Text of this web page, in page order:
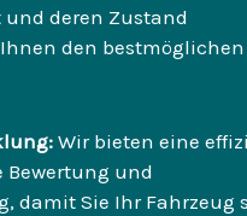
deren Zustand
den bestmöglichen
Wir bieten eine
und
damit Sie Ihr Fahrzeug